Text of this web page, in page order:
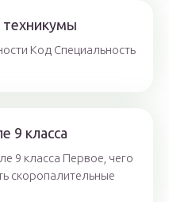
техникумы
Код Специальность
9 класса
9 класса Первое, чего
скоропалительные